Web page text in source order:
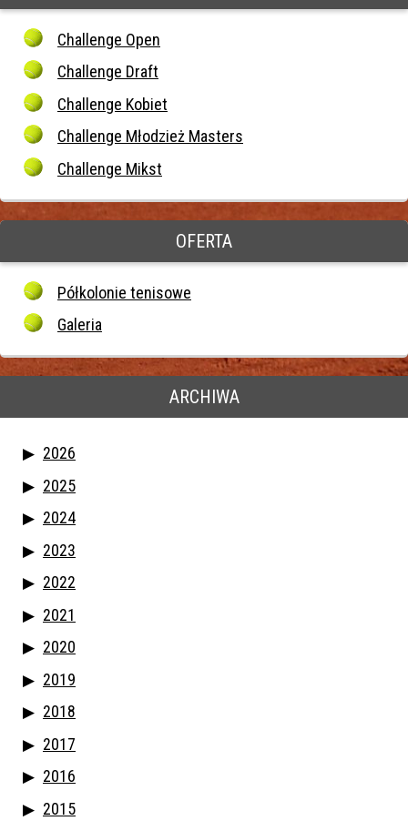
Challenge Open
Challenge Draft
Challenge Kobiet
Challenge Młodzież Masters
Challenge Mikst
OFERTA
Półkolonie tenisowe
Galeria
ARCHIWA
2026
2025
2024
2023
2022
2021
2020
2019
2018
2017
2016
2015